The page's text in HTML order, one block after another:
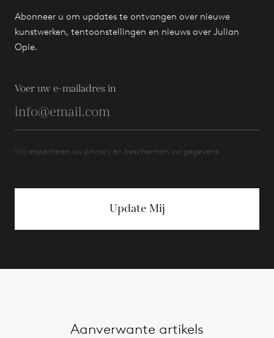
Abonneer u om updates te ontvangen over nieuwe
kunstwerken, tentoonstellingen en nieuws over Julian
Opie.
Voer uw e-mailadres in
Wij respecteren uw privacy en beschermen uw gegevens.
Update Mij
Aanverwante artikels